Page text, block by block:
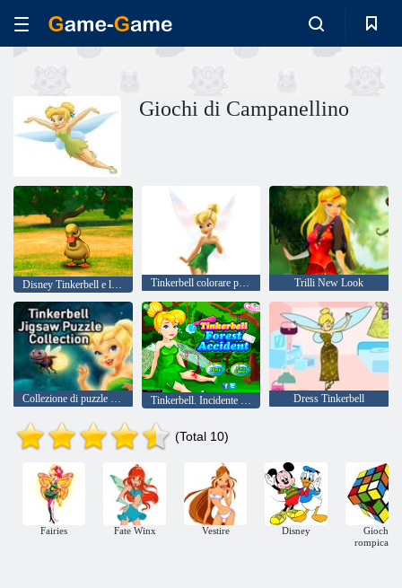
Giochi di Campanellino
Disney Tinkerbell e la leggenda dei Neverbeast Pixie Hollow animali Tinkerbell colorare per bambini Trilli New Look
Collezione di puzzle Tinkerbell Dress Tinkerbell
(Total 10)
Fairies Fate Winx Vestire Disney
Giochi
rompicapo